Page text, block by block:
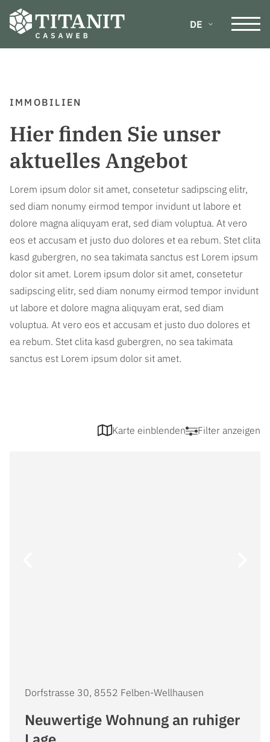
DE
IMMOBILIEN
Hier finden Sie unser
aktuelles Angebot
Lorem ipsum dolor sit amet, consetetur sadipscing elitr,
sed diam nonumy eirmod tempor invidunt ut labore et
dolore magna aliquyam erat, sed diam voluptua. At vero
eos et accusam et justo duo dolores et ea rebum. Stet clita
kasd gubergren, no sea takimata sanctus est Lorem ipsum
dolor sit amet. Lorem ipsum dolor sit amet, consetetur
sadipscing elitr, sed diam nonumy eirmod tempor invidunt
ut labore et dolore magna aliquyam erat, sed diam
voluptua. At vero eos et accusam et justo duo dolores et
ea rebum. Stet clita kasd gubergren, no sea takimata
sanctus est Lorem ipsum dolor sit amet.
Karte einblenden Filter anzeigen
CHF 0.- CHF 10,000.-
Dorfstrasse 30, 8552 Felben-Wellhausen
Neuwertige Wohnung an ruhiger